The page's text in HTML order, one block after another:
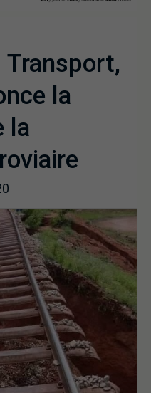
Transport,
la
la